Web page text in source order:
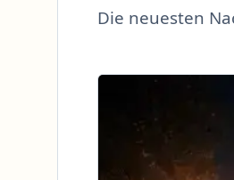
Die neuesten